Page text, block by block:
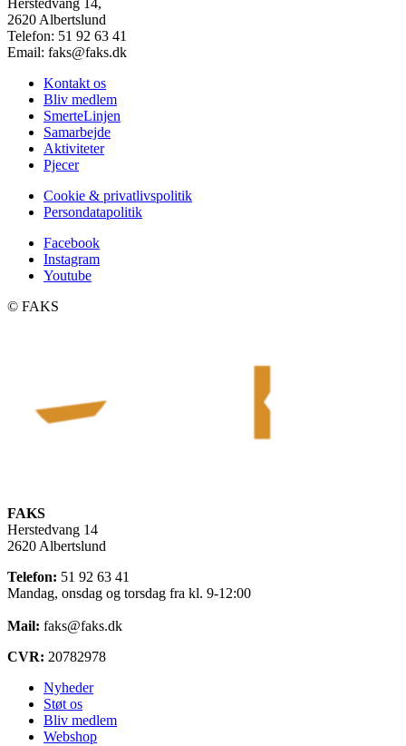
Herstedvang 14,
2620 Albertslund
Telefon: 51 92 63 41
Email: faks@faks.dk
Kontakt os
Bliv medlem
SmerteLinjen
Samarbejde
Aktiviteter
Pjecer
Cookie & privatlivspolitik
Persondatapolitik
Facebook
Instagram
Youtube
©️ FAKS
FAKS
Herstedvang 14
2620 Albertslund
Telefon: 51 92 63 41
Mandag, onsdag og torsdag fra kl. 9-12:00
Mail: faks@faks.dk
CVR: 20782978
Nyheder
Støt os
Bliv medlem
Webshop